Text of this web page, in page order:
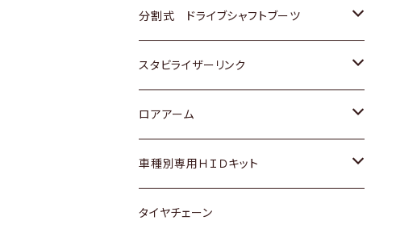
三菱
スバル
スバル
日産
いすゞ
ダイハツ
マツダ
三菱
ホンダ
スズキ
日産
ダイハツ
マツダ
トヨタ
ホンダ
スズキ
日産
いすゞ
分割式 ドライブシャフトブーツ
トヨタ
ホンダ
スズキ
日産
スタビライザーリンク
トヨタ
ホンダ
スズキ
ロアアーム
ホンダ
スズキ
車種別専用ＨＩＤキット
トヨタ
タイヤチェーン